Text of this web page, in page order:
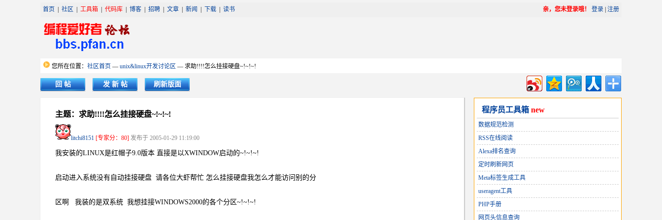
亲，您未登录哦！ 登录 注册
首页 社区 工具箱 代码库 博客 招聘 文章 新闻 下载 读书
您所在位置： 社区首页 — unix&linux开发讨论区 — 求助!!!!怎么挂接硬盘~!~!~!
回 帖 发 新 帖 刷新版面
主题：求助!!!!怎么挂接硬盘~!~!~!
litchi8151 [专家分：80] 发布于 2005-01-29 11:19:00
我安装的LINUX是红帽子9.0版本 直接是以XWINDOW启动的~!~!~!
启动进入系统没有自动挂接硬盘 请各位大虾帮忙 怎么挂接硬盘我怎么才能访问别的分
区啊 我装的是双系统 我想挂接WINDOWS2000的各个分区~!~!~!
程序员工具箱 new
数据规范检测
RSS在线阅读
Alexa排名查询
定时刷新网页
Meta标签生成工具
useragent工具
PHP手册
网页头信息查询